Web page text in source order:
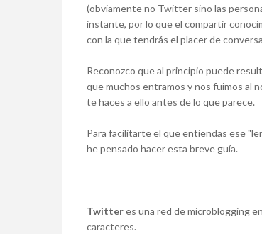
(obviamente no Twitter sino las
instante, por lo que el compartir
con la que tendrás el placer de
Reconozco que al principio puede
que muchos entramos y nos fuimos al
te haces a ello antes de lo que parece.
Para facilitarte el que entiendas ese
he pensado hacer esta breve guía.
Twitteres una red de microblogging
caracteres.